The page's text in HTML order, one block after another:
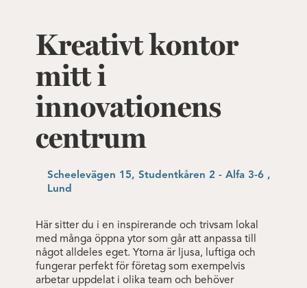
Kreativt kontor
mitt i
innovationens
centrum
Scheelevägen 15, Studentkåren 2 - Alfa 3-6 ,
Lund
Här sitter du i en inspirerande och trivsam lokal
med många öppna ytor som går att anpassa till
något alldeles eget. Ytorna är ljusa, luftiga och
fungerar perfekt för företag som exempelvis
arbetar uppdelat i olika team och behöver